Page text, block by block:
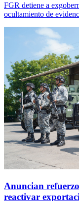
FGR detiene a
ocultamiento de
Anuncian
reactivar